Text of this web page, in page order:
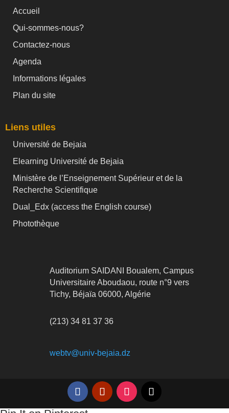
Accueil
Qui-sommes-nous?
Contactez-nous
Agenda
Informations légales
Plan du site
Liens utiles
Université de Bejaia
Elearning Université de Bejaia
Ministère de l’Enseignement Supérieur et de la
Recherche Scientifique
Dual_Edx (access the English course)
Photothèque
Auditorium SAIDANI Boualem, Campus
Universitaire Aboudaou, route n°9 vers
Tichy, Béjaïa 06000, Algérie
(213) 34 81 37 36
webtv@univ-bejaia.dz